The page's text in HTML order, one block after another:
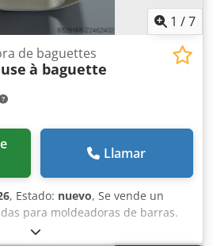
1 /7
de baguettes
à baguette
Llamar
, Estado: nuevo, Se vende un
para moldeadoras de barras.
Agozqt Tcsdjk - MAJOR -